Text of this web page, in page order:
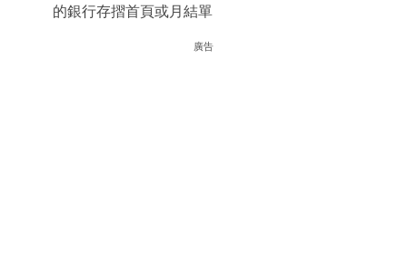
的銀行存摺首頁或月結單
廣告